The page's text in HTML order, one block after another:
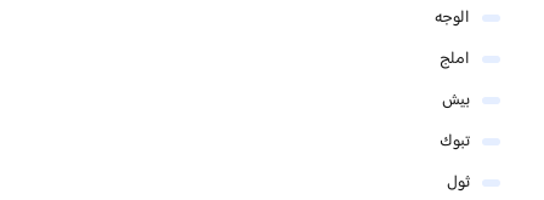
الوجه
املج
بيش
تبوك
ثول